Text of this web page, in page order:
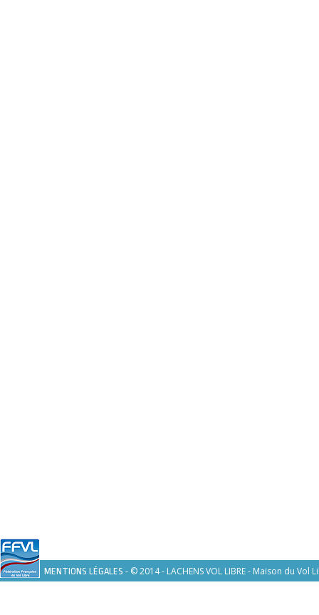
MENTIONS LÉGALES - © 2014 - LACHENS VOL LIBRE - Maison du